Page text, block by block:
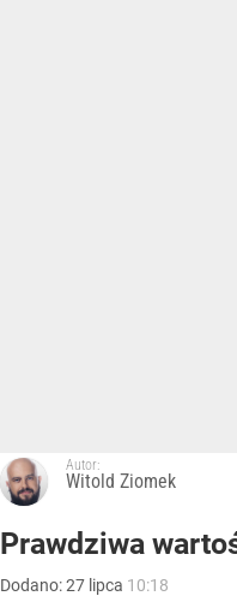
Autor:
Witold Ziomek
Prawdziwa
Dodano:27 lipca 10:18